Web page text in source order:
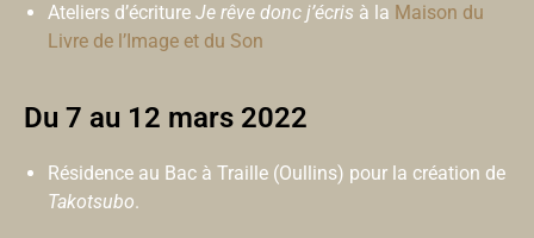
Ateliers d’écriture Je rêve donc j’écris à la Maison du
Livre de l’Image et du Son
Du 7 au 12 mars 2022
Résidence au Bac à Traille (Oullins) pour la création de
Takotsubo.